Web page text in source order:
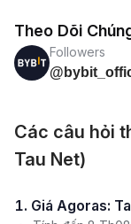
Theo Dõi
Followers
Các câu hỏi
Tau Net)
1. Giá Agoras: